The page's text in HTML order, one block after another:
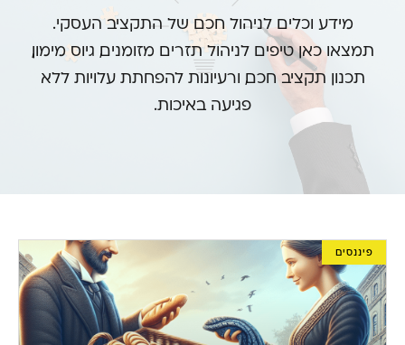
מידע וכלים לניהול חכם של התקציב העסקי.
תמצאו כאן טיפים לניהול תזרים מזומנים, גיוס מימון,
תכנון תקציב חכם, ורעיונות להפחתת עלויות ללא
פגיעה באיכות.
פיננסים